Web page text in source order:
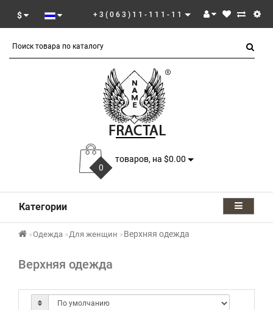
$ +3(063)11-111-11
0
товаров, на $0.00
Категории
Одежда Для женщин Верхняя одежда
Верхняя одежда